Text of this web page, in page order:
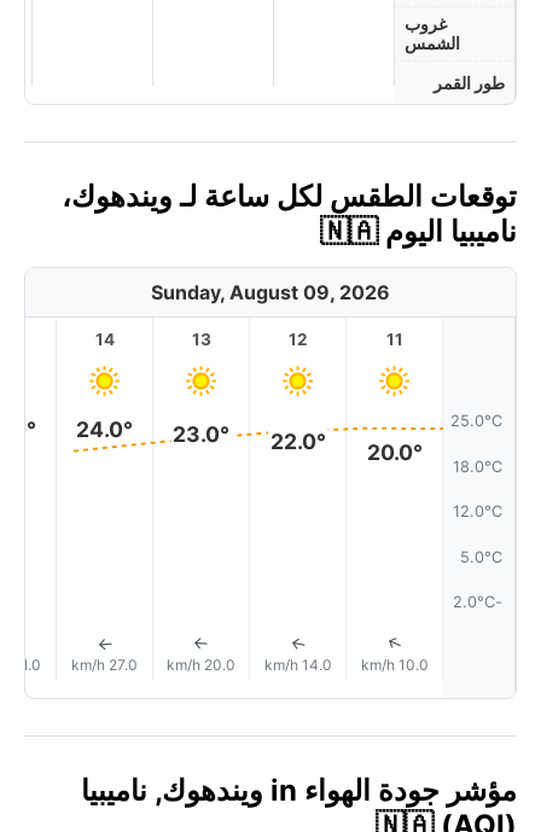
غروب
الشمس
طور القمر
توقعات الطقس لكل ساعة لـ ويندهوك،
ناميبيا اليوم 🇳🇦
Sunday, August 09, 2026
25.0°C
18.0°C
12.0°C
5.0°C
-2.0°C
11
20.0°
↑
10.0 km/h
12
22.0°
↑
14.0 km/h
13
23.0°
↑
20.0 km/h
14
24.0°
↑
27.0 km/h
31.0 km/h
مؤشر جودة الهواء in ويندهوك, ناميبيا